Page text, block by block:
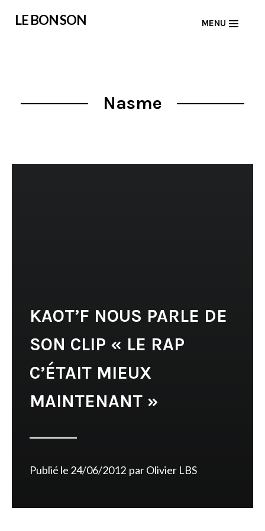
LE BON SON MENU
Nasme
KAOT’F NOUS PARLE DE
SON CLIP « LE RAP
C’ÉTAIT MIEUX
MAINTENANT »
Publié le 24/06/2012 parOlivier LBS